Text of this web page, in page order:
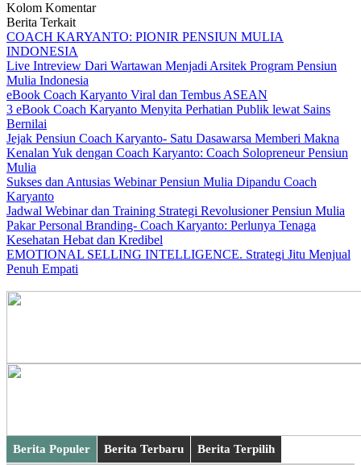
Kolom Komentar
Berita Terkait
COACH KARYANTO: PIONIR PENSIUN MULIA
INDONESIA
Live Intreview Dari Wartawan Menjadi Arsitek Program Pensiun
Mulia Indonesia
eBook Coach Karyanto Viral dan Tembus ASEAN
3 eBook Coach Karyanto Menyita Perhatian Publik lewat Sains
Bernilai
Jejak Pensiun Coach Karyanto- Satu Dasawarsa Memberi Makna
Kenalan Yuk dengan Coach Karyanto: Coach Solopreneur Pensiun
Mulia
Sukses dan Antusias Webinar Pensiun Mulia Dipandu Coach
Karyanto
Jadwal Webinar dan Training Strategi Revolusioner Pensiun Mulia
Pakar Personal Branding- Coach Karyanto: Perlunya Tenaga
Kesehatan Hebat dan Kredibel
EMOTIONAL SELLING INTELLIGENCE. Strategi Jitu Menjual
Penuh Empati
Berita Populer Berita Terbaru Berita Terpilih